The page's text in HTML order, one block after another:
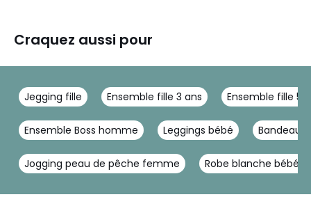
Craquez aussi pour
Jegging fille Ensemble fille 3 ans Ensemble fille 5
Ensemble Boss homme Leggings bébé Bandeau
Jogging peau de pêche femme Robe blanche bébé